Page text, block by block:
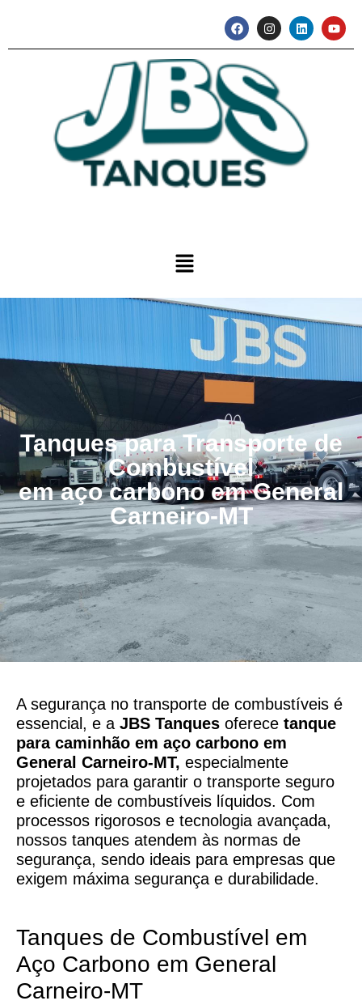
Tanques para Transporte de
Combustível
em aço carbono em General
Carneiro-MT
A segurança no transporte de combustíveis é
essencial, e a JBS Tanques oferece tanque
para caminhão em aço carbono em
General Carneiro-MT, especialmente
projetados para garantir o transporte seguro
e eficiente de combustíveis líquidos. Com
processos rigorosos e tecnologia avançada,
nossos tanques atendem às normas de
segurança, sendo ideais para empresas que
exigem máxima segurança e durabilidade.
Tanques de Combustível em
Aço Carbono em General
Carneiro-MT